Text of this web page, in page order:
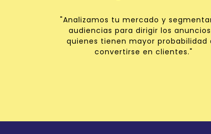
"Analizamos tu mercado y
audiencias para dirigir los
quienes tienen mayor probabilidad
convertirse en clientes."